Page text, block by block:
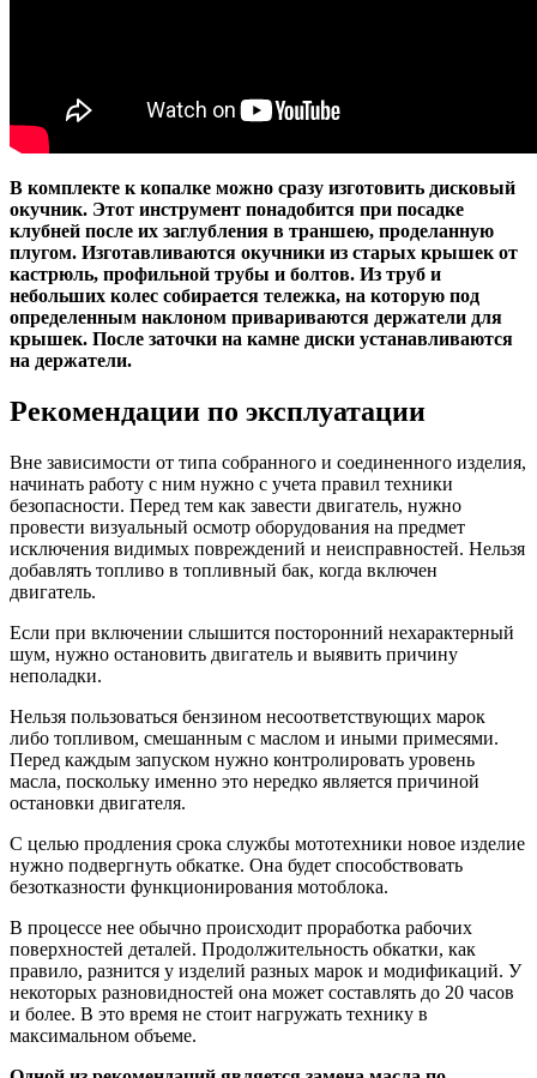
В комплекте к копалке можно сразу изготовить дисковый
окучник. Этот инструмент понадобится при посадке
клубней после их заглубления в траншею, проделанную
плугом. Изготавливаются окучники из старых крышек от
кастрюль, профильной трубы и болтов. Из труб и
небольших колес собирается тележка, на которую под
определенным наклоном привариваются держатели для
крышек. После заточки на камне диски устанавливаются
на держатели.
Рекомендации по эксплуатации
Вне зависимости от типа собранного и соединенного изделия,
начинать работу с ним нужно с учета правил техники
безопасности. Перед тем как завести двигатель, нужно
провести визуальный осмотр оборудования на предмет
исключения видимых повреждений и неисправностей. Нельзя
добавлять топливо в топливный бак, когда включен
двигатель.
Если при включении слышится посторонний нехарактерный
шум, нужно остановить двигатель и выявить причину
неполадки.
Нельзя пользоваться бензином несоответствующих марок
либо топливом, смешанным с маслом и иными примесями.
Перед каждым запуском нужно контролировать уровень
масла, поскольку именно это нередко является причиной
остановки двигателя.
С целью продления срока службы мототехники новое изделие
нужно подвергнуть обкатке. Она будет способствовать
безотказности функционирования мотоблока.
В процессе нее обычно происходит проработка рабочих
поверхностей деталей. Продолжительность обкатки, как
правило, разнится у изделий разных марок и модификаций. У
некоторых разновидностей она может составлять до 20 часов
и более. В это время не стоит нагружать технику в
максимальном объеме.